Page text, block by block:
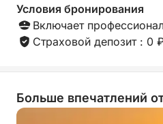
Условия бронирования
Включает
Страховой депозит : 0
Больше впечатлений